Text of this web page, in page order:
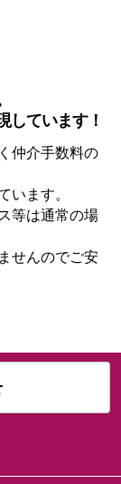
しています！
仲介手数料の
います。
等は通常の場
せんのでご安